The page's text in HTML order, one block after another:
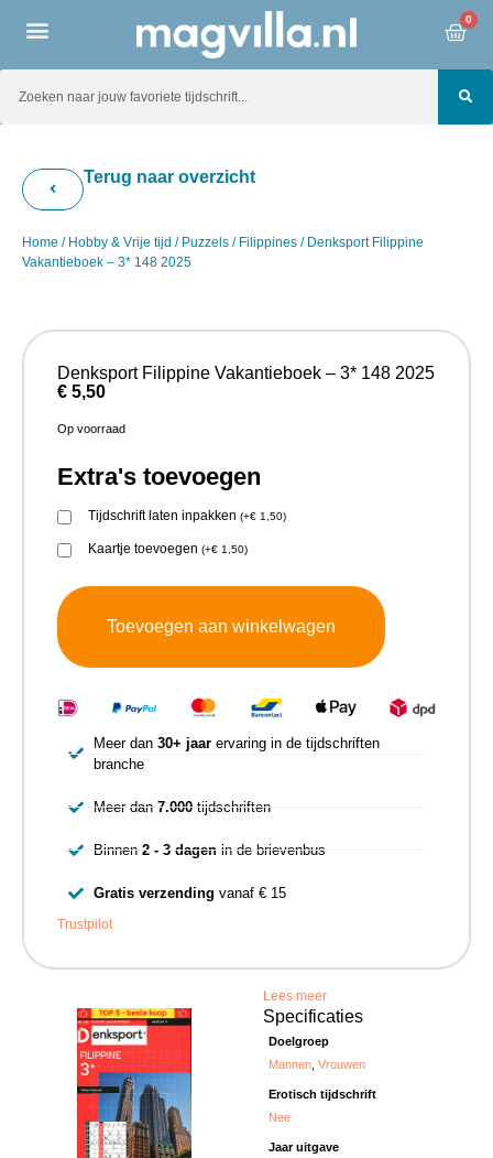
0
Terug naar overzicht
Home / Hobby & Vrije tijd / Puzzels / Filippines / Denksport Filippine
Vakantieboek – 3* 148 2025
Lees meer
Specificaties
Doelgroep
Mannen ,Vrouwen
Erotisch tijdschrift
Nee
Jaar uitgave
Denksport Filippine Vakantieboek – 3* 148 2025
€ 5,50
Op voorraad
Extra's toevoegen
Tijdschrift laten inpakken (+€ 1,50)
Kaartje toevoegen (+€ 1,50)
Toevoegen aan winkelwagen
Meer dan 30+ jaarervaring in de tijdschriften
branche
Meer dan 7.000tijdschriften
Binnen 2 - 3 dagenin de brievenbus
Gratis verzending vanaf € 15
Trustpilot